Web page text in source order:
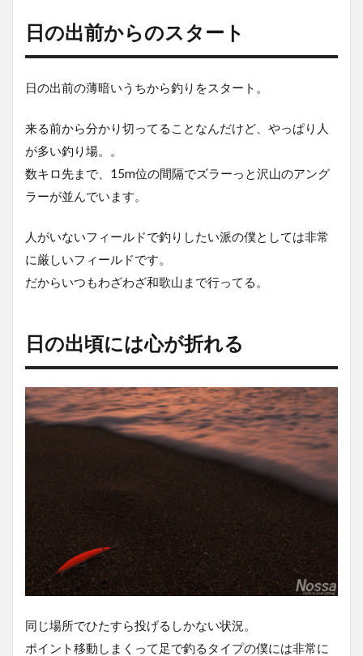
出
前
か
の
ー
ト
2
の
頃
に
は
心
る
3
伊
良
湖
撮
る
4
今
回
装
備
日の出前からのスタート
日の出前の薄暗いうちから釣りをスタート。
来る前から分かり切ってることなんだけど、やっぱり人
が多い釣り場。。
数キロ先まで、15m位の間隔でズラーっと沢山のアング
ラーが並んでいます。
人がいないフィールドで釣りしたい派の僕としては非常
に厳しいフィールドです。
だからいつもわざわざ和歌山まで行ってる。
日の出頃には心が折れる
同じ場所でひたすら投げるしかない状況。
ポイント移動しまくって足で釣るタイプの僕には非常に